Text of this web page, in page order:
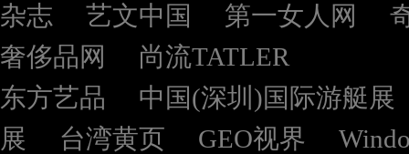
杂志
艺文中国 第一女人网
奢侈品网
尚流TATLER
东方艺品
中国(深圳)国际游艇展
展
台湾黄页 GEO视界